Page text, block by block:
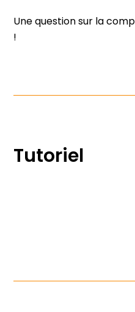
Une question sur la
!
Tutoriel